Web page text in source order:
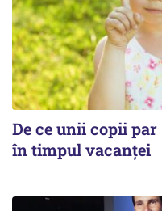
De ce unii copii
în timpul vacanței